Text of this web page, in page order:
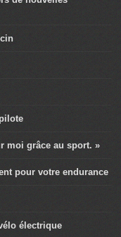
moi grâce au sport. »
pour votre endurance
électrique